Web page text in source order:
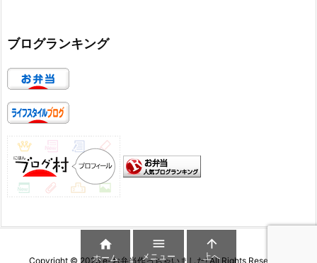
ブログランキング
Copyright © 2026 e-お弁当作っちゃいました!All Rights Reserved.

ホーム

メニュー

上へ